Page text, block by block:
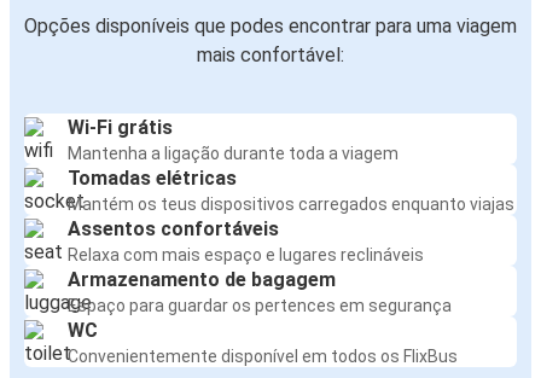
Opções disponíveis que podes encontrar para uma viagem
mais confortável:
Wi-Fi grátis
Mantenha a ligação durante toda a viagem
Tomadas elétricas
Mantém os teus dispositivos carregados enquanto viajas
Assentos confortáveis
Relaxa com mais espaço e lugares reclináveis
Armazenamento de bagagem
Espaço para guardar os pertences em segurança
WC
Convenientemente disponível em todos os FlixBus